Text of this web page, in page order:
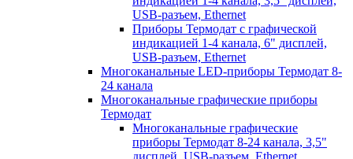
USB-разъем, Ethernet
Приборы Термодат с графической
индикацией 1-4 канала, 6" дисплей,
USB-разъем, Ethernet
Многоканальные LED-приборы Термодат 8-
24 канала
Многоканальные графические приборы
Термодат
Многоканальные графические
приборы Термодат 8-24 канала, 3,5"
дисплей, USB-разъем, Ethernet